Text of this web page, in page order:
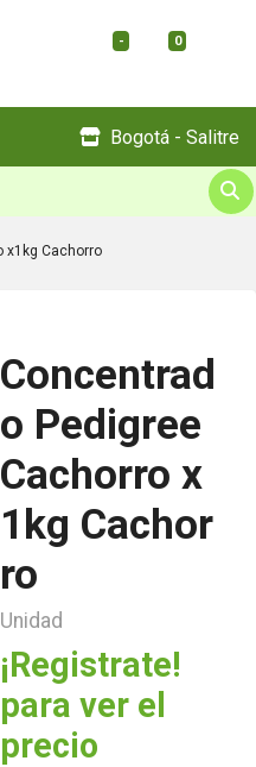
- 0
Bogotá - Salitre
x1kg Cachorro
Concentrad
o Pedigree
Cachorro x
1kg Cachor
ro
Unidad
¡Registrate!
para ver el
precio